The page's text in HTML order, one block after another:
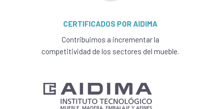
CERTIFICADOS POR AIDIMA
Contribuimos a incrementar la
competitividad de los sectores del mueble.